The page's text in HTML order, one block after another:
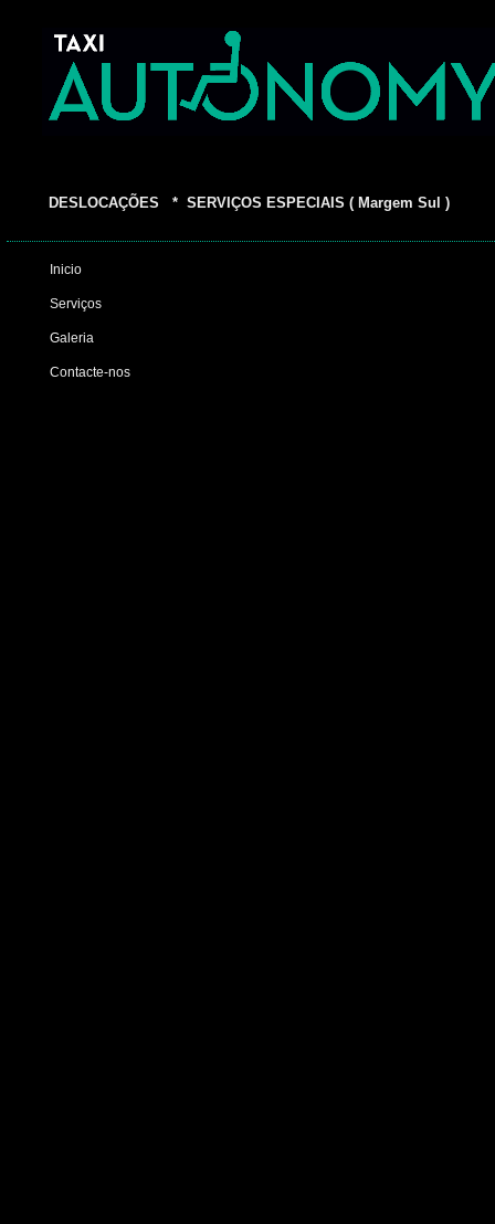
DESLOCAÇÕES * SERVIÇOS ESPECIAIS ( Margem Sul )
Inicio
Serviços
Contacte-nos
Galeria